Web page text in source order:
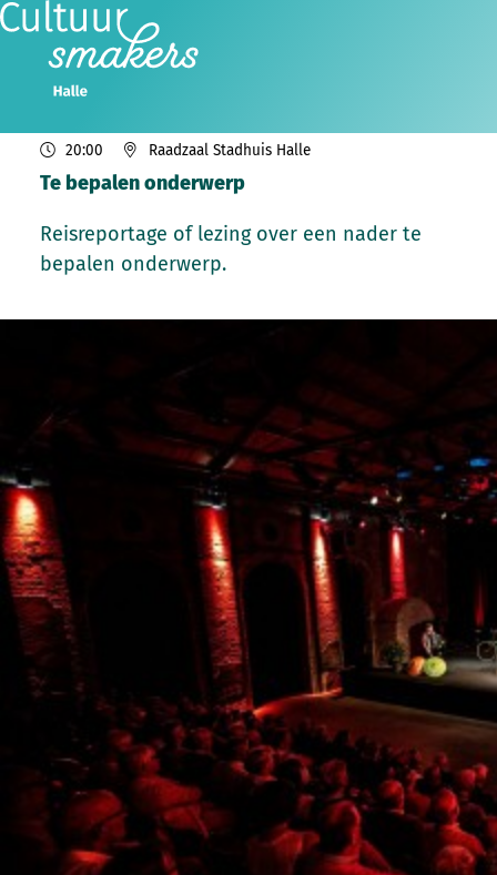
do
19
nov
2026
20:00 Raadzaal Stadhuis Halle
Te bepalen onderwerp
Reisreportage of lezing over een nader te
bepalen onderwerp.